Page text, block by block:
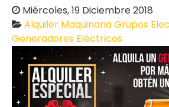
Miércoles, 19 Diciembre 2018
Alquiler MaquinariaGrupos
Generadores Eléctricos